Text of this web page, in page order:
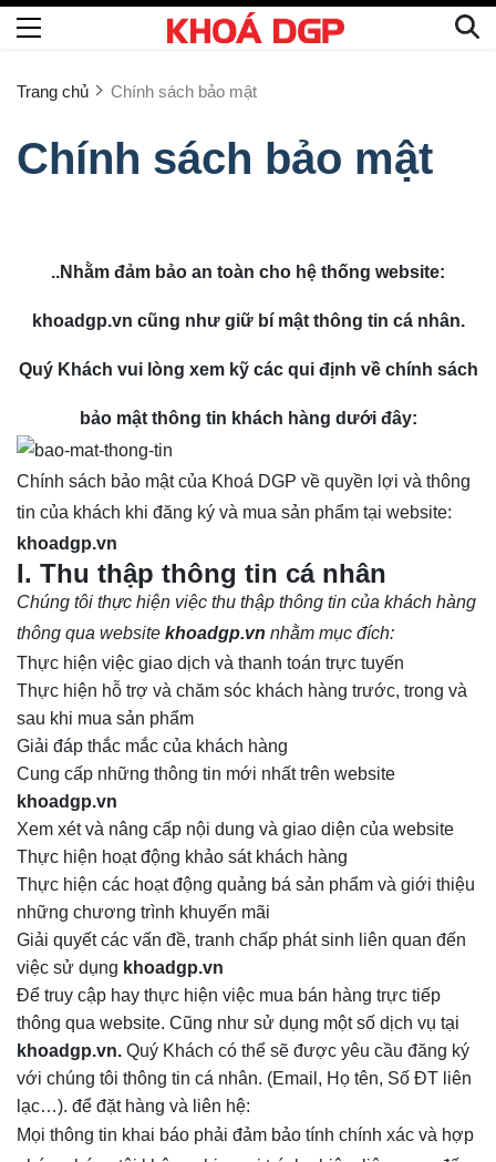
Trang chủ Chính sách bảo mật
Chính sách bảo mật
..Nhằm đảm bảo an toàn cho hệ thống website:
khoadgp.vn cũng như giữ bí mật thông tin cá nhân.
Quý Khách vui lòng xem kỹ các qui định về chính sách
bảo mật thông tin khách hàng dưới đây:
Chính sách bảo mật của Khoá DGP về quyền lợi và thông
tin của khách khi đăng ký và mua sản phẩm tại website:
khoadgp.vn
I. Thu thập thông tin cá nhân
Chúng tôi thực hiện việc thu thập thông tin của khách hàng
thông qua website khoadgp.vn nhằm mục đích:
Thực hiện việc giao dịch và thanh toán trực tuyến
Thực hiện hỗ trợ và chăm sóc khách hàng trước, trong và
sau khi mua sản phẩm
Giải đáp thắc mắc của khách hàng
Cung cấp những thông tin mới nhất trên website
khoadgp.vn
Xem xét và nâng cấp nội dung và giao diện của website
Thực hiện hoạt động khảo sát khách hàng
Thực hiện các hoạt động quảng bá sản phẩm và giới thiệu
những chương trình khuyến mãi
Giải quyết các vấn đề, tranh chấp phát sinh liên quan đến
việc sử dụng khoadgp.vn
Để truy cập hay thực hiện việc mua bán hàng trực tiếp
thông qua website. Cũng như sử dụng một số dịch vụ tại
khoadgp.vn. Quý Khách có thể sẽ được yêu cầu đăng ký
với chúng tôi thông tin cá nhân. (Email, Họ tên, Số ĐT liên
lạc…). để đặt hàng và liên hệ:
Mọi thông tin khai báo phải đảm bảo tính chính xác và hợp